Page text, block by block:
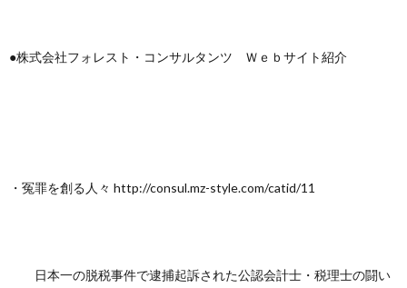
●株式会社フォレスト・コンサルタンツ Ｗｅｂサイト紹介
・冤罪を創る人々 http://consul.mz-style.com/catid/11
日本一の脱税事件で逮捕起訴された公認会計士・税理士の闘い